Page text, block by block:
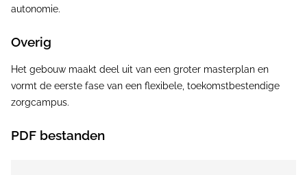
autonomie.
Overig
Het gebouw maakt deel uit van een groter masterplan en
vormt de eerste fase van een flexibele, toekomstbestendige
zorgcampus.
PDF bestanden